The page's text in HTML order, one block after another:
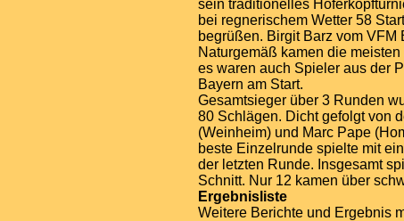
sein traditionelles
bei regnerischem Wetter 58
begrüßen. Birgit Barz vom VFM
Naturgemäß kamen die
es waren auch Spieler aus der
Bayern am Start.
Gesamtsieger über 3 Runden
80 Schlägen. Dicht gefolgt von
(Weinheim) und Marc Pape
beste Einzelrunde spielte mit
der letzten Runde. Insgesamt
Schnitt. Nur 12 kamen über
Ergebnisliste
Weitere Berichte und Ergebnis